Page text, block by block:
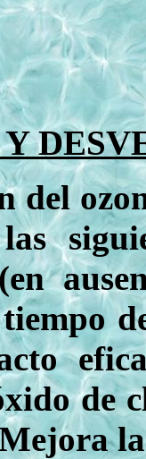
del
las
de